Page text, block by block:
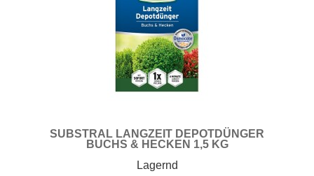
SUBSTRAL LANGZEIT DEPOTDÜNGER
BUCHS & HECKEN 1,5 KG
Lagernd